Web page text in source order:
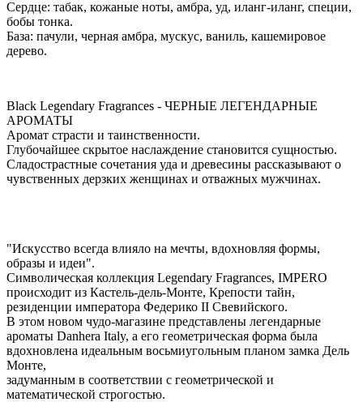
Сердце: табак, кожаные ноты, амбра, уд, иланг-иланг, специи,
бобы тонка.
База: пачули, черная амбра, мускус, ваниль, кашемировое
дерево.
Black Legendary Fragrances - ЧЕРНЫЕ ЛЕГЕНДАРНЫЕ
АРОМАТЫ
Аромат страсти и таинственности.
Глубочайшее скрытое наслаждение становится сущностью.
Сладострастные сочетания уда и древесины рассказывают о
чувственных дерзких женщинах и отважных мужчинах.
"Искусство всегда влияло на мечты, вдохновляя формы,
образы и идеи".
Символическая коллекция Legendary Fragrances, IMPERO
происходит из Кастель-дель-Монте, Крепости тайн,
резиденции императора Федерико II Свевийского.
В этом новом чудо-магазине представлены легендарные
ароматы Danhera Italy, а его геометрическая форма была
вдохновлена идеальным восьмиугольным планом замка Дель
Монте,
задуманным в соответствии с геометрической и
математической строгостью.